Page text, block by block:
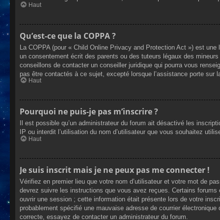
Haut
Qu’est-ce que la COPPA ?
La COPPA (pour « Child Online Privacy and Protection Act ») est
un consentement écrit des parents ou des tuteurs légaux des
conseillons de contacter un conseiller juridique qui pourra vous
pas être contactés à ce sujet, excepté lorsque l’assistance porte sur
Haut
Pourquoi ne puis-je pas m’inscrire ?
Il est possible qu’un administrateur du forum ait désactivé les
IP ou interdit l’utilisation du nom d’utilisateur que vous souhaitez
Haut
Je suis inscrit mais je ne peux pas me connecter !
Vérifiez en premier lieu que votre nom d’utilisateur et votre mot de
devrez suivre les instructions que vous avez reçues. Certains
ouvrir une session ; cette information était présente lors de votre
probablement spécifié une mauvaise adresse de courrier
correcte, essayez de contacter un administrateur du forum.